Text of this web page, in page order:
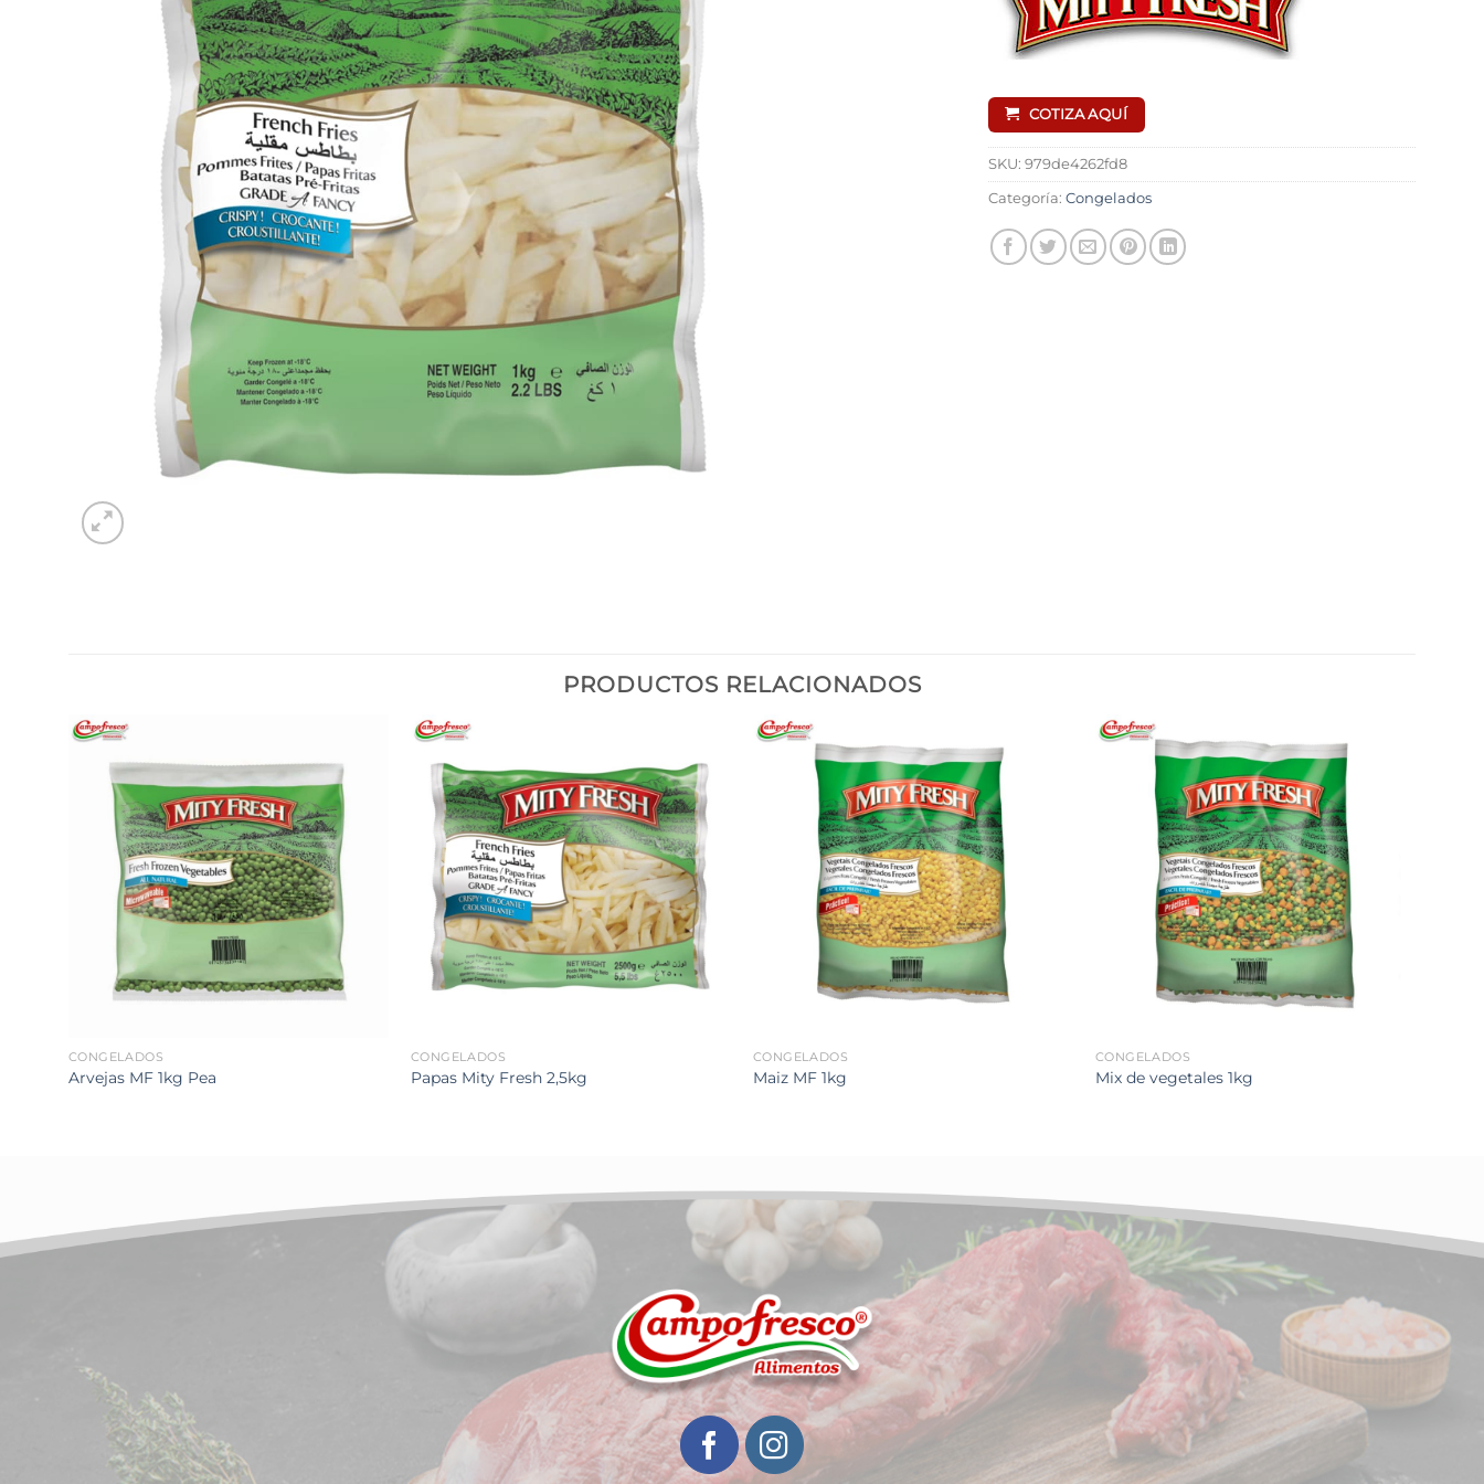
COTIZA AQUÍ
SKU:979de4262fd8
Categoría:Congelados
PRODUCTOS RELACIONADOS
Añadir
a la
lista de
deseos
CONGELADOS
Arvejas MF 1kg Pea
Añadir
a la
lista de
deseos
CONGELADOS
Papas Mity Fresh 2,5kg
CONGELADOS
Maiz MF 1kg
CONGELADOS
Mix de vegetales 1kg